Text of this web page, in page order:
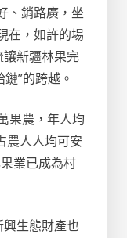
、銷路廣，坐
在，如許的場
新疆林果完
鏈”的跨越。
果農，年人均
農人人均可安
業已成為村
生態財產也